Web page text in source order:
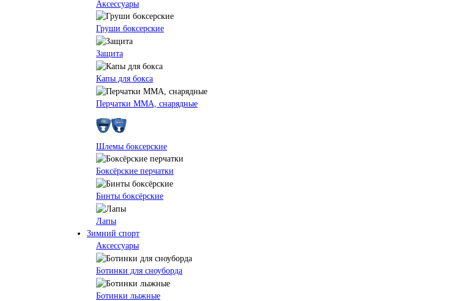
Аксессуары
Груши боксерские
Защита
Капы для бокса
Перчатки ММА, снарядные
Шлемы боксерские
Боксёрские перчатки
Бинты боксёрские
Лапы
Зимний спорт
Аксессуары
Ботинки для сноуборда
Ботинки лыжные